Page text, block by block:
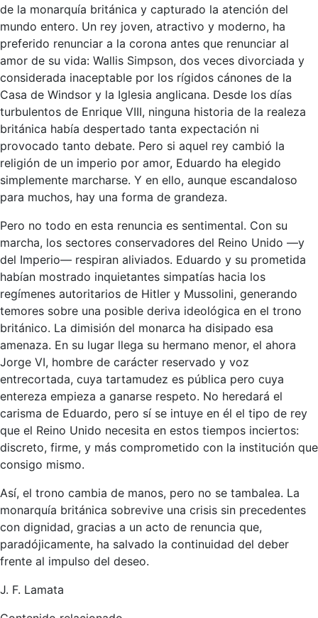
de la monarquía británica y capturado la atención del
mundo entero. Un rey joven, atractivo y moderno, ha
preferido renunciar a la corona antes que renunciar al
amor de su vida: Wallis Simpson, dos veces divorciada y
considerada inaceptable por los rígidos cánones de la
Casa de Windsor y la Iglesia anglicana. Desde los días
turbulentos de Enrique VIII, ninguna historia de la realeza
británica había despertado tanta expectación ni
provocado tanto debate. Pero si aquel rey cambió la
religión de un imperio por amor, Eduardo ha elegido
simplemente marcharse. Y en ello, aunque escandaloso
para muchos, hay una forma de grandeza.
Pero no todo en esta renuncia es sentimental. Con su
marcha, los sectores conservadores del Reino Unido —y
del Imperio— respiran aliviados. Eduardo y su prometida
habían mostrado inquietantes simpatías hacia los
regímenes autoritarios de Hitler y Mussolini, generando
temores sobre una posible deriva ideológica en el trono
británico. La dimisión del monarca ha disipado esa
amenaza. En su lugar llega su hermano menor, el ahora
Jorge VI, hombre de carácter reservado y voz
entrecortada, cuya tartamudez es pública pero cuya
entereza empieza a ganarse respeto. No heredará el
carisma de Eduardo, pero sí se intuye en él el tipo de rey
que el Reino Unido necesita en estos tiempos inciertos:
discreto, firme, y más comprometido con la institución que
consigo mismo.
Así, el trono cambia de manos, pero no se tambalea. La
monarquía británica sobrevive una crisis sin precedentes
con dignidad, gracias a un acto de renuncia que,
paradójicamente, ha salvado la continuidad del deber
frente al impulso del deseo.
J. F. Lamata